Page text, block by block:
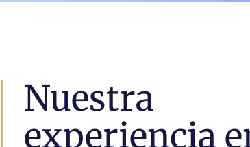
Nuestra
experiencia